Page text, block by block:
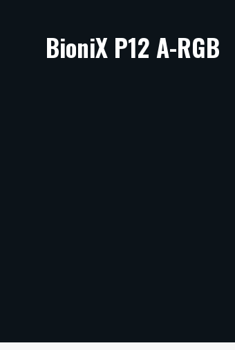
BioniX P12 A-RGB